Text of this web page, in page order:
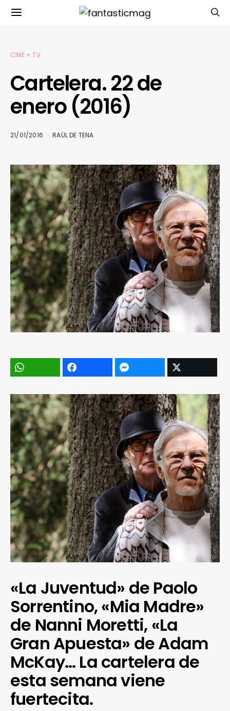
CINE + TV
Cartelera. 22 de
enero (2016)
21/01/2016 RAÜL DE TENA
«La Juventud» de Paolo
Sorrentino, «Mia Madre»
de Nanni Moretti, «La
Gran Apuesta» de Adam
McKay… La cartelera de
esta semana viene
fuertecita.